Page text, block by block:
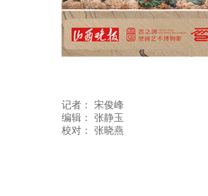
记者： 宋俊峰
编辑： 张静玉